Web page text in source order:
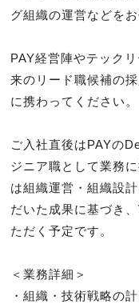
グ組織の運営などをお
PAY経営陣やテック
来のリード職候補の
に携わってください。
ご入社直後はPAYの
ジニア職として業務
は組織運営・組織設
だいた成果に基づき
ただく予定です。
＜業務詳細＞
・組織・技術戦略の